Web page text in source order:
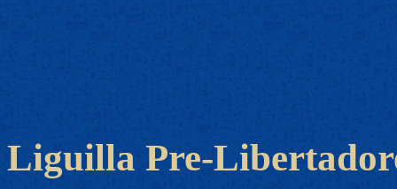
Liguilla Pre-